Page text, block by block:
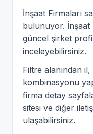
İnşaat Firmaları
bulunuyor. İnşaat
güncel şirket
inceleyebilirsiniz.
Filtre alanından
kombinasyonu
firma detay
sitesi ve diğer
ulaşabilirsiniz.